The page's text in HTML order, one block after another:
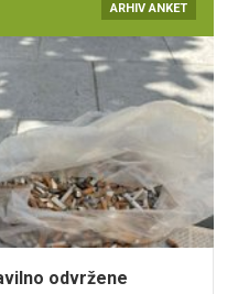
ARHIV ANKET
odvržene